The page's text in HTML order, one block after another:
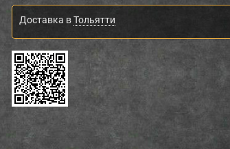
Доставка вТольятти